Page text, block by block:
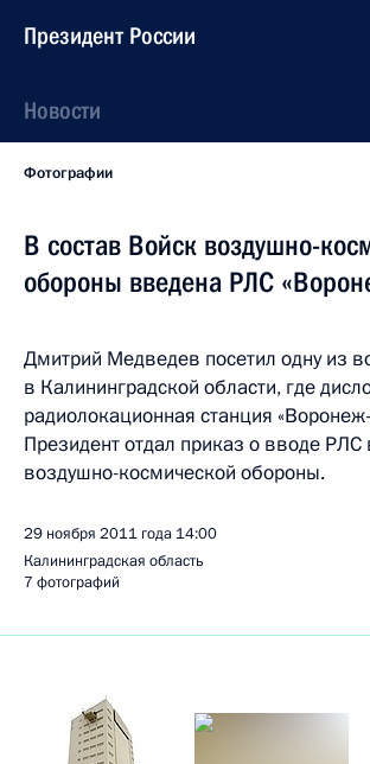
Президент России
Новости
Фотографии
В состав Войск воздушно-
обороны введена РЛС
Дмитрий Медведев посетил одну из
в Калининградской области, где
радиолокационная станция
Президент отдал приказ о вводе РЛС
воздушно-космической обороны.
29 ноября 2011 года 14:00
Калининградская область
7 фотографий